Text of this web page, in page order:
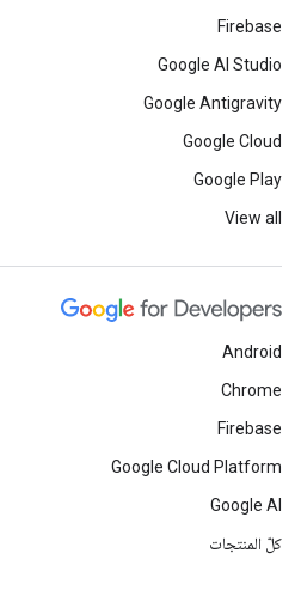
Firebase
Google AI Studio
Google Antigravity
Google Cloud
Google Play
View all
Android
Chrome
Firebase
Google Cloud Platform
Google AI
كلّ المنتجات